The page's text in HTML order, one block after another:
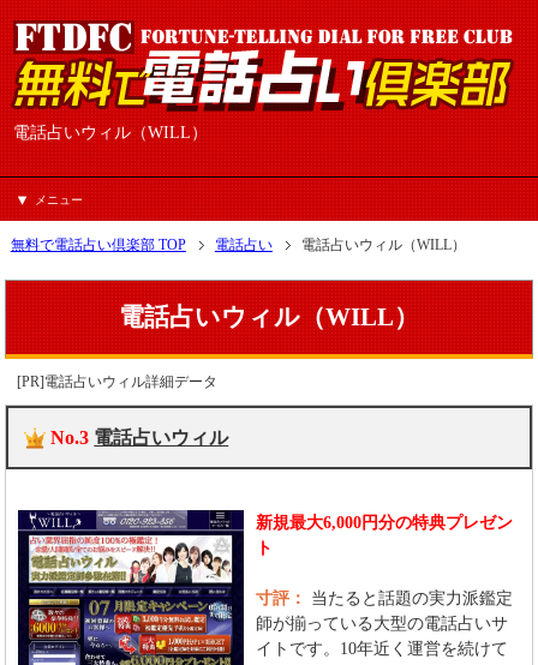
電話占いウィル（WILL）
メニュー
無料で電話占い倶楽部 TOP 電話占い 電話占いウィル（WILL）
電話占いウィル（WILL）
[PR]電話占いウィル詳細データ
No.3 電話占いウィル
新規最大6,000円分の特典プレゼン
ト
寸評：
当たると話題の実力派鑑定
師が揃っている大型の電話占いサ
イトです。10年近く運営を続けて